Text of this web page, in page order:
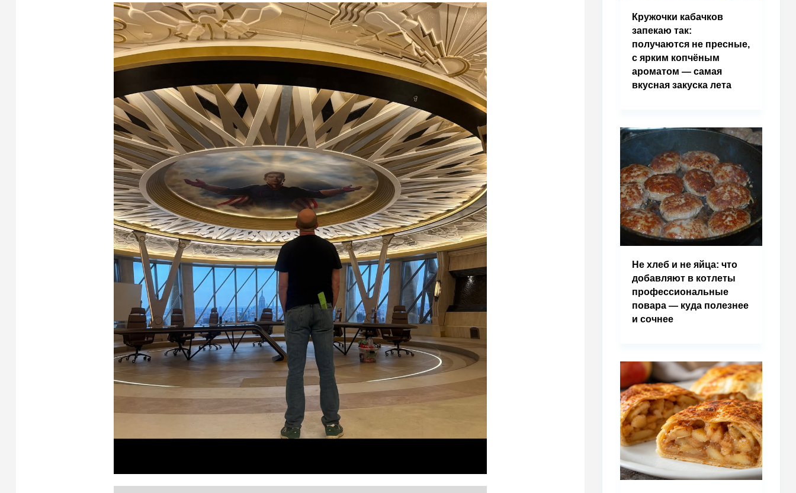
Кружочки кабачков
запекаю так:
получаются не пресные,
с ярким копчёным
ароматом — самая
вкусная закуска лета
Не хлеб и не яйца: что
добавляют в котлеты
профессиональные
повара — куда полезнее
и сочнее